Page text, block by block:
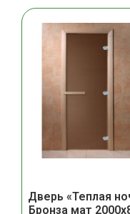
Дверь «Теплая
Бронза мат